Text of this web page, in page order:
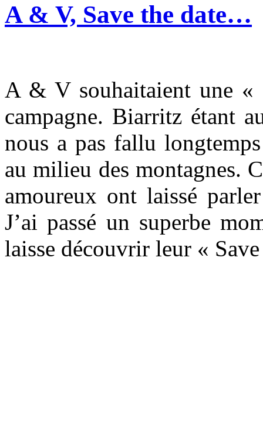
A & V, Save the date…
A & V souhaitaient une
campagne. Biarritz étant
nous a pas fallu
au milieu des montagnes.
amoureux ont laissé
J’ai passé un superbe
laisse découvrir leur «